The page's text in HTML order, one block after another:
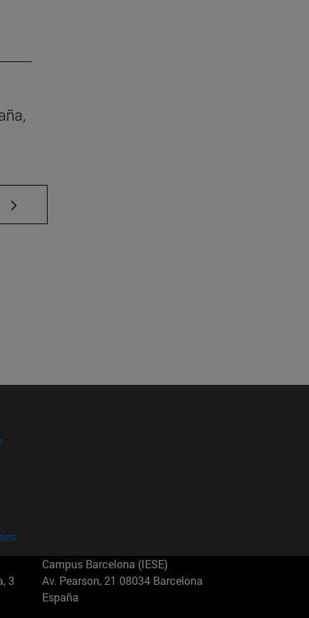
TAB para desplazarse.
3
Campus Barcelona (IESE)
Av. Pearson, 21 08034 Barcelona
España